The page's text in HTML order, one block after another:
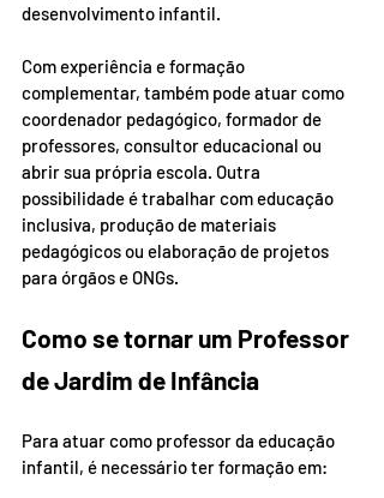
desenvolvimento infantil.
Com experiência e formação
complementar, também pode atuar como
coordenador pedagógico, formador de
professores, consultor educacional ou
abrir sua própria escola. Outra
possibilidade é trabalhar com educação
inclusiva, produção de materiais
pedagógicos ou elaboração de projetos
para órgãos e ONGs.
Como se tornar um Professor
de Jardim de Infância
Para atuar como professor da educação
infantil, é necessário ter formação em: